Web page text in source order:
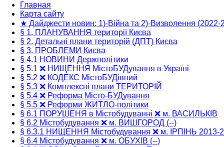
Главная
Карта сайту
★ Дайджести новин: 1)-Війна та 2)-Визволення (2022-
§ 1. ПЛАНУВАННЯ території Києва
§ 2. Детальні плани територій (ДПТ) Києва
§ 3. ПРОБЛЕМИ Києва
§ 4.1 НОВИНИ Держполітики
§ 5.1 ❌ НИЩЕННЯ МістоБУДування в Україні
§ 5.2 ❌ КОДЕКС МістоБУДівний
§ 5.3 ❌ Комплексні плани ТЕРИТОРІЙ
§ 5.4 ❌ Реформа Місто-БУДування
§ 5.5 ❌ Реформи ЖИТЛО-політики
§ 6.1 ПОРУШЕНЯ в Містобудуванні ❌ м. ВАСИЛЬКІВ
§ 6.2 Містобудування ❌ м. ВИШГОРОД (--)
§ 6.3.1 НИЩЕННЯ Містобудування ❌ м. ІРПІНЬ 2013-
§ 6.4 Містобудування ❌ м. ОБУХІВ (--)